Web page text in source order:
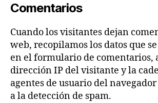
Comentarios
Cuando los visitantes dejan
web, recopilamos los datos que
en el formulario de comentarios,
dirección IP del visitante y la
agentes de usuario del
a la detección de spam.